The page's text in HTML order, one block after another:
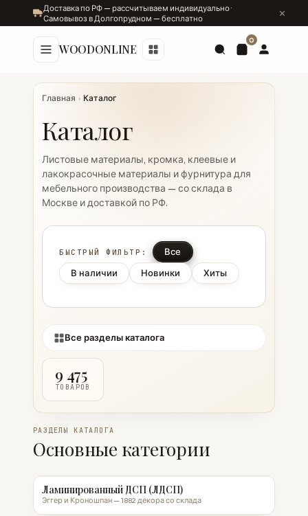
Доставка по РФ — рассчитываем индивидуально ·
Самовывоз в Долгопрудном — бесплатно
WOODONLINE
0
Главная › Каталог
Каталог
Листовые материалы, кромка, клеевые и
лакокрасочные материалы и фурнитура для
мебельного производства — со склада в
Москве и доставкой по РФ.
Все разделы каталога
9 475
ТОВАРОВ
БЫСТРЫЙ ФИЛЬТР:
Все
В наличии
Новинки Хиты
РАЗДЕЛЫ КАТАЛОГА
Основные категории
Ламинированный ДСП (ЛДСП)
Эггер и Кроношпан — 1882 декора со склада